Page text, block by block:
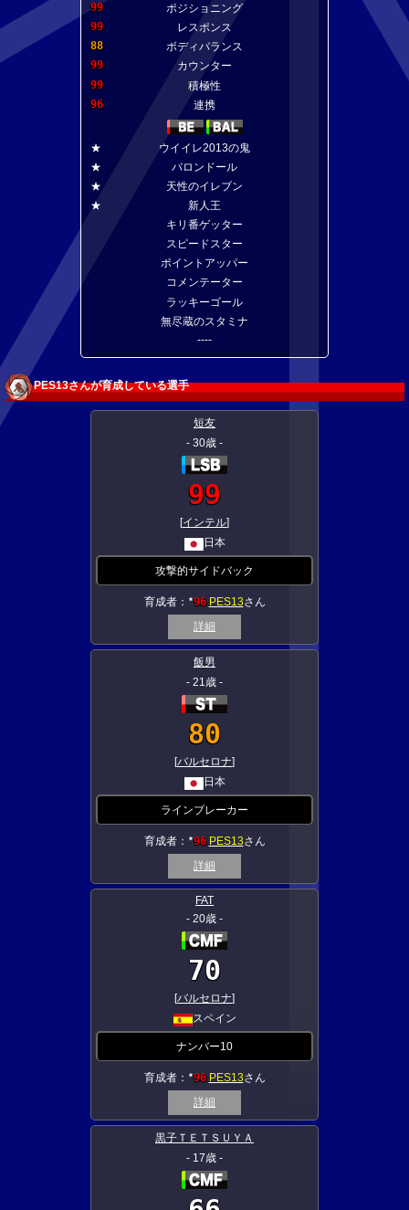
99
ポジショニング
99
レスポンス
88
ボディバランス
99
カウンター
99
積極性
96
連携
★
ウイイレ2013の鬼
★
バロンドール
★
天性のイレブン
★
新人王
キリ番ゲッター
スピードスター
ポイントアッパー
コメンテーター
ラッキーゴール
無尽蔵のスタミナ
----
PES13さんが育成している選手
短友
- 30歳 -
99
[インテル]
日本
攻撃的サイドバック
育成者： ★96 PES13さん
詳細
飯男
- 21歳 -
80
[バルセロナ]
日本
ラインブレーカー
育成者： ★96 PES13さん
詳細
FAT
- 20歳 -
70
[バルセロナ]
スペイン
ナンバー10
育成者： ★96 PES13さん
詳細
黒子ＴＥＴＳＵＹＡ
- 17歳 -